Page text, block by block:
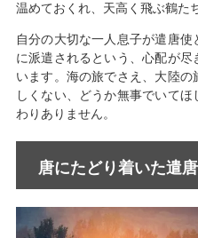
温めておくれ、天高く飛ぶ鶴た
自分の大切な一人息子が遣唐
に派遣されるという、心配が
います。海の旅でさえ、大陸
しくない、どうか無事でいて
わりありません。
唐にたどり着いた遣